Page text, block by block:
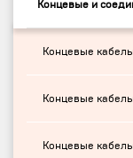
Концевые и
Концевые
Концевые
Концевые